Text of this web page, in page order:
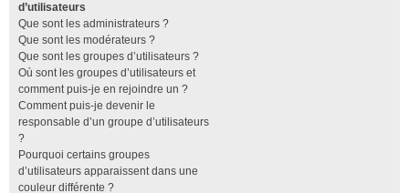
d’utilisateurs
Que sont les administrateurs ?
Que sont les modérateurs ?
Que sont les groupes d’utilisateurs ?
Où sont les groupes d’utilisateurs et
comment puis-je en rejoindre un ?
Comment puis-je devenir le
responsable d’un groupe d’utilisateurs
?
Pourquoi certains groupes
d’utilisateurs apparaissent dans une
couleur différente ?